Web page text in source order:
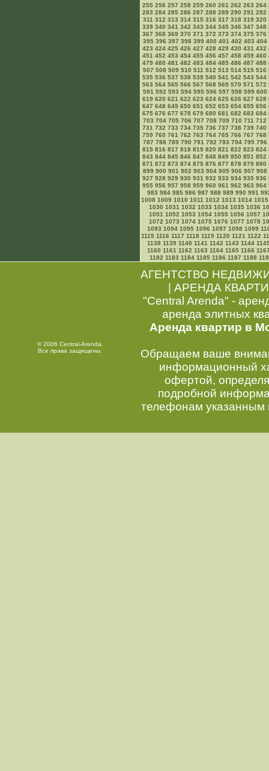
255 256 257 258 259 260 261 262 263 264
283 284 285 286 287 288 289 290 291 292
311 312 313 314 315 316 317 318 319 320
339 340 341 342 343 344 345 346 347 348
367 368 369 370 371 372 373 374 375 376
395 396 397 398 399 400 401 402 403 404
423 424 425 426 427 428 429 430 431 432
451 452 453 454 455 456 457 458 459 460
479 480 481 482 483 484 485 486 487 488
507 508 509 510 511 512 513 514 515 516
535 536 537 538 539 540 541 542 543 544
563 564 565 566 567 568 569 570 571 572
591 592 593 594 595 596 597 598 599 600
619 620 621 622 623 624 625 626 627 628
647 648 649 650 651 652 653 654 655 656
675 676 677 678 679 680 681 682 683 684
703 704 705 706 707 708 709 710 711 712
731 732 733 734 735 736 737 738 739 740
759 760 761 762 763 764 765 766 767 768
787 788 789 790 791 792 793 794 795 796
815 816 817 818 819 820 821 822 823 824
843 844 845 846 847 848 849 850 851 852
871 872 873 874 875 876 877 878 879 880
899 900 901 902 903 904 905 906 907 908
927 928 929 930 931 932 933 934 935 936
955 956 957 958 959 960 961 962 963 964
983 984 985 986 987 988 989 990 991
1008 1009 1010 1011 1012 1013 1014 1015
1030 1031 1032 1033 1034 1035 1036
1051 1052 1053 1054 1055 1056 1057
1072 1073 1074 1075 1076 1077 1078
1093 1094 1095 1096 1097 1098 1099
1115 1116 1117 1118 1119 1120 1121 1122
1138 1139 1140 1141 1142 1143 1144
1160 1161 1162 1163 1164 1165 1166
1182 1183 1184 1185 1186 1187 1188
© 2006 Central-Arenda.
Все права защищены.
АГЕНТСТВО
|АРЕНДА
"Central Arenda" -
аренда элитных
Аренда квартир в
Обращаем ваше
информационный
офертой,
подробной
телефонам указанным